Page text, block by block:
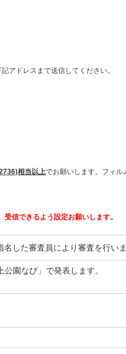
アドレスまで送信してください。
相当以上でお願いします。フィル
信できるよう設定お願いします。
した審査員により審査を行いま
園なび」で発表します。